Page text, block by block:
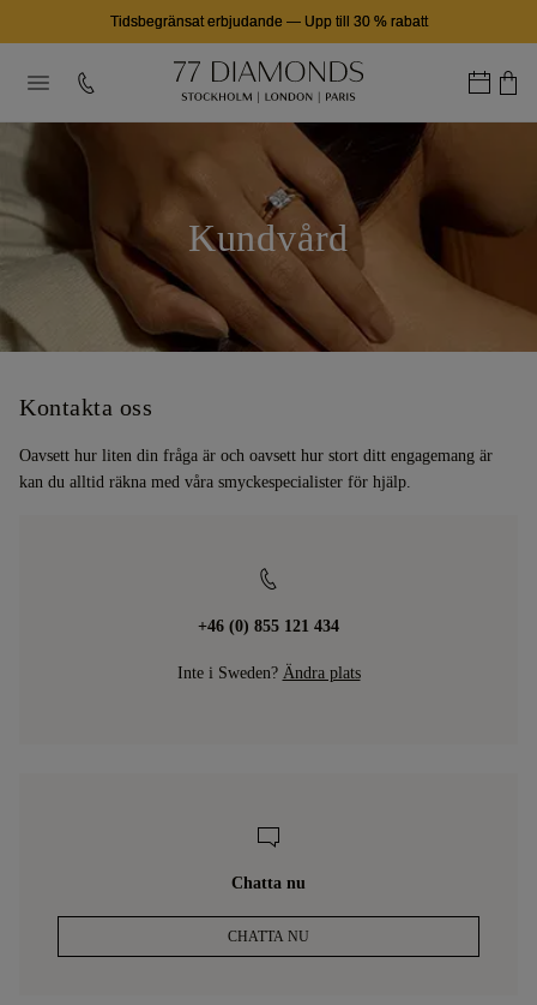
Tidsbegränsat erbjudande — Upp till 30 % rabatt
Kundvård
Kontakta oss
Oavsett hur liten din fråga är och oavsett hur stort ditt engagemang är
kan du alltid räkna med våra smyckespecialister för hjälp.
⁦+46 (0) 855 121 434⁩
Inte i Sweden? Ändra plats
Chatta nu
CHATTA NU